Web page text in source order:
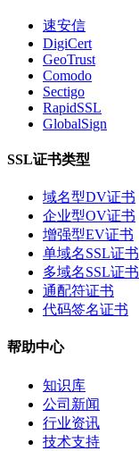
速安信
DigiCert
GeoTrust
Comodo
Sectigo
RapidSSL
GlobalSign
SSL证书类型
域名型DV证书
企业型OV证书
增强型EV证书
单域名SSL证书
多域名SSL证书
通配符证书
代码签名证书
帮助中心
知识库
公司新闻
行业资讯
技术支持